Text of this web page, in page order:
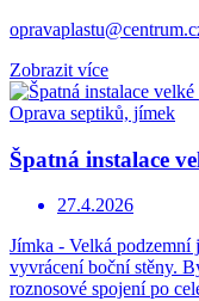
Zobrazit více
Oprava septiků, jímek
Špatná instalace
27.4.2026
Jímka - Velká podzemní
vyvrácení boční stěny.
roznosové spojení po